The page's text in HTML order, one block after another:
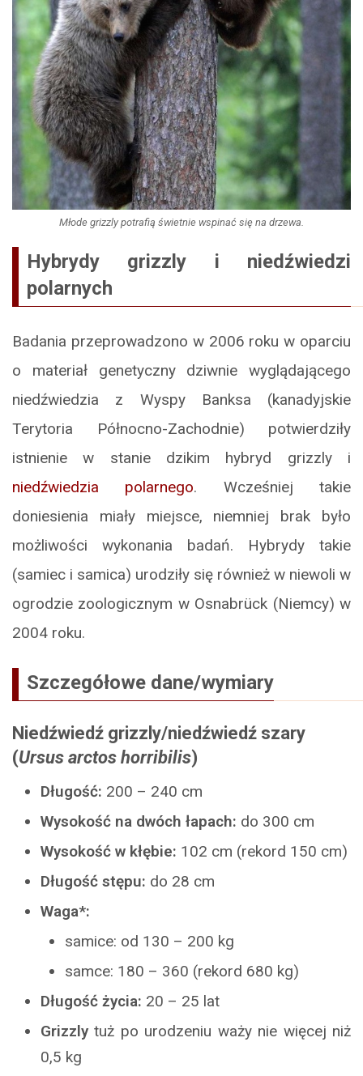
Młode grizzly potrafią świetnie wspinać się na drzewa.
Hybrydy grizzly i niedźwiedzi
polarnych
Badania przeprowadzono w 2006 roku w oparciu
o materiał genetyczny dziwnie wyglądającego
niedźwiedzia z Wyspy Banksa (kanadyjskie
Terytoria Północno-Zachodnie) potwierdziły
istnienie w stanie dzikim hybryd grizzly i
niedźwiedzia polarnego. Wcześniej takie
doniesienia miały miejsce, niemniej brak było
możliwości wykonania badań. Hybrydy takie
(samiec i samica) urodziły się również w niewoli w
ogrodzie zoologicznym w Osnabrück (Niemcy) w
2004 roku.
Szczegółowe dane/wymiary
Niedźwiedź grizzly/niedźwiedź szary
(Ursus arctos horribilis)
Długość: 200 – 240 cm
Wysokość na dwóch łapach: do 300 cm
Wysokość w kłębie: 102 cm (rekord 150 cm)
Długość stępu: do 28 cm
Waga*:
samice: od 130 – 200 kg
samce: 180 – 360 (rekord 680 kg)
Długość życia: 20 – 25 lat
Grizzlytuż po urodzeniu waży nie więcej niż
0,5 kg